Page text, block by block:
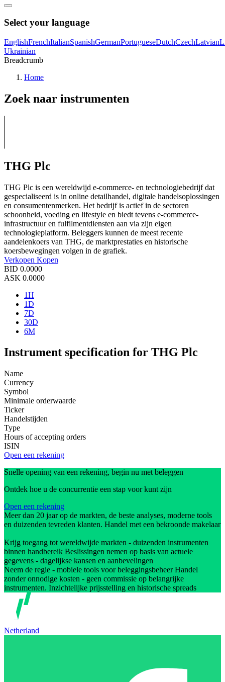
Select your language
EnglishFrenchItalianSpanishGermanPortugueseDutchCzechLatvian
Ukrainian
Breadcrumb
Home
Zoek naar instrumenten
THG Plc
THG Plc is een wereldwijd e-commerce- en technologiebedrijf dat
gespecialiseerd is in online detailhandel, digitale handelsoplossingen
en consumentenmerken. Het bedrijf is actief in de sectoren
schoonheid, voeding en lifestyle en biedt tevens e-commerce-
infrastructuur en fulfilmentdiensten aan via zijn eigen
technologieplatform. Beleggers kunnen de meest recente
aandelenkoers van THG, de marktprestaties en historische
koersbewegingen volgen in de grafiek.
Verkopen Kopen
BID 0.0000
ASK 0.0000
1H
1D
7D
30D
6M
Instrument specification for THG Plc
Name
Currency
Symbol
Minimale orderwaarde
Ticker
Handelstijden
Type
Hours of accepting orders
ISIN
Open een rekening
Snelle opening van een rekening, begin nu met beleggen
Ontdek hoe u de concurrentie een stap voor kunt zijn
Open een rekening
Meer dan 20 jaar op de markten, de beste analyses, moderne tools
en duizenden tevreden klanten. Handel met een bekroonde makelaar
Krijg toegang tot wereldwijde markten - duizenden instrumenten
binnen handbereik Beslissingen nemen op basis van actuele
gegevens - dagelijkse kansen en aanbevelingen
Neem de regie - mobiele tools voor beleggingsbeheer Handel
zonder onnodige kosten - geen commissie op belangrijke
instrumenten. Inzichtelijke prijsstelling en historische spreads
Netherland